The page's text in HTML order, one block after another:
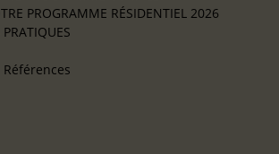
PROGRAMME RÉSIDENTIEL 2026